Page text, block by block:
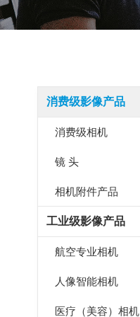
消费级影像产品
消费级相机
镜 头
相机附件产品
工业级影像产品
航空专业相机
人像智能相机
医疗（美容）相机